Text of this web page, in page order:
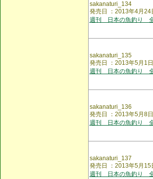
sakanaturi_134
発売日 ：2013年4月
週刊 日本の魚釣り
sakanaturi_135
発売日 ：2013年5月
週刊 日本の魚釣り
sakanaturi_136
発売日 ：2013年5月
週刊 日本の魚釣り
sakanaturi_137
発売日 ：2013年5月
週刊 日本の魚釣り